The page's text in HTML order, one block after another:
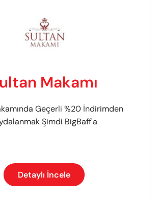
Makamı
Geçerli %20 İndirimden
Şimdi BigBaff'a
Detaylı İncele